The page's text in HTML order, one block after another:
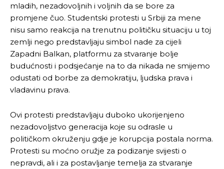
mladih, nezadovoljnih i voljnih da se bore za
promjene čuo. Studentski protesti u Srbiji za mene
nisu samo reakcija na trenutnu političku situaciju u toj
zemlji nego predstavljaju simbol nade za cijeli
Zapadni Balkan, platformu za stvaranje bolje
budućnosti i podsjećanje na to da nikada ne smijemo
odustati od borbe za demokratiju, ljudska prava i
vladavinu prava.
Ovi protesti predstavljaju duboko ukorijenjeno
nezadovoljstvo generacija koje su odrasle u
političkom okruženju gdje je korupcija postala norma.
Protesti su moćno oružje za podizanje svijesti o
nepravdi, ali i za postavljanje temelja za stvaranje